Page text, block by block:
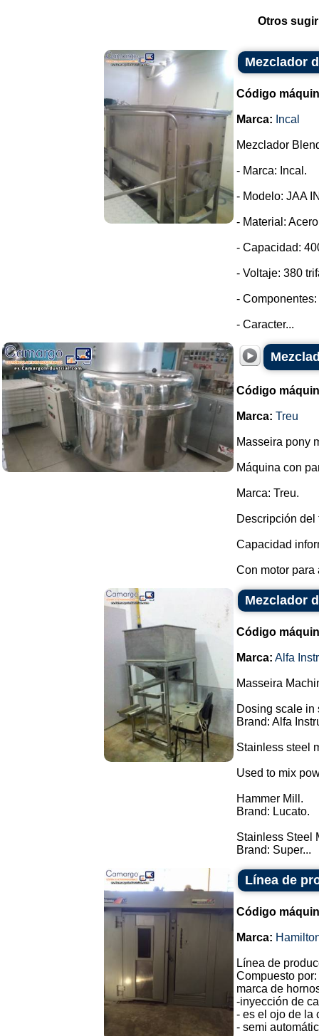
Otros
Mezclador
Código
Marca: Incal
Mezclador
- Marca: Incal.
- Modelo: JAA
- Material:
- Capacidad:
- Voltaje: 380
-
- Caracter...
Código
Marca: Treu
Masseira pony
Máquina con
Marca: Treu.
Descripción del
Capacidad
Con motor para
Mezclador
Código
Marca: Alfa
Masseira
Dosing scale in
Brand: Alfa
Stainless steel
Used to mix
Hammer Mill.
Brand: Lucato.
Stainless Steel
Brand: Super...
Línea de
Código
Marca:
Línea de
Compuesto por:
marca de
-inyección de
- es el ojo de la
- semi